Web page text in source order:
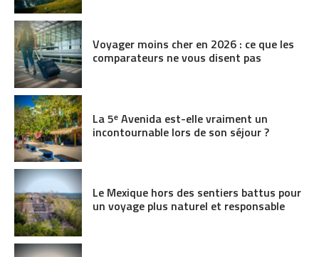
Voyager moins cher en 2026 : ce que les
comparateurs ne vous disent pas
La 5ᵉ Avenida est-elle vraiment un
incontournable lors de son séjour ?
Le Mexique hors des sentiers battus pour
un voyage plus naturel et responsable